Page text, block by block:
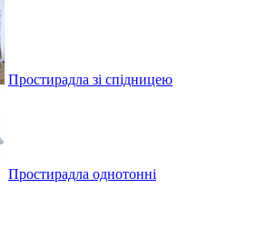
Простирадла зі спідницею
Простирадла однотонні